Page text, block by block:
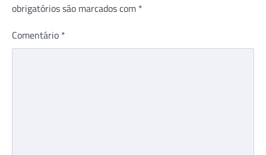
obrigatórios são marcados com *
Comentário *